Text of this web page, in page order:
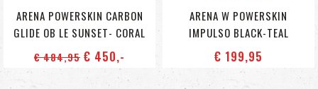
ARENA POWERSKIN CARBON
GLIDE OB LE SUNSET- CORAL
€ 484,95 € 450,-
ARENA W POWERSKIN
IMPULSO BLACK-TEAL
€ 199,95